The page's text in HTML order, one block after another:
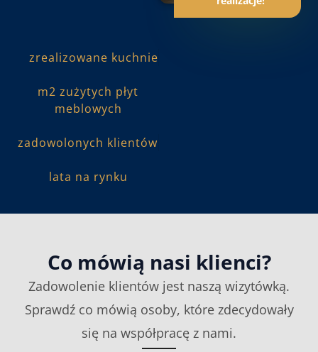
zrealizowane kuchnie
m2 zużytych płyt
meblowych
zadowolonych klientów
lata na rynku
Co mówią nasi klienci?
Zadowolenie klientów jest naszą wizytówką.
Sprawdź co mówią osoby, które zdecydowały
się na współpracę z nami.